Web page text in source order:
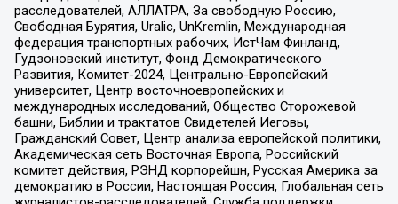
расследователей, АЛЛАТРА, За свободную Россию,
Свободная Бурятия, Uralic, UnKremlin, Международная
федерация транспортных рабочих, ИстЧам Финланд,
Гудзоновский институт, Фонд Демократического
Развития, Комитет-2024, Центрально-Европейский
университет, Центр восточноевропейских и
международных исследований, Общество Сторожевой
башни, Библии и трактатов Свидетелей Иеговы,
Гражданский Совет, Центр анализа европейской политики,
Академическая сеть Восточная Европа, Российский
комитет действия, РЭНД корпорейшн, Русская Америка за
демократию в России, Настоящая Россия, Глобальная сеть